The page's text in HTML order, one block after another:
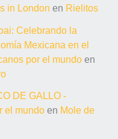
in London en Rielitos
Celebrando la
Mexicana en el
por el mundoen
DE GALLO -
el mundoen Mole de